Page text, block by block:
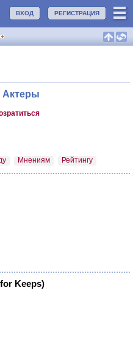
РЕГИСТРАЦИЯ
ВХОД
Актеры
Мнениям Рейтингу
Keeps)